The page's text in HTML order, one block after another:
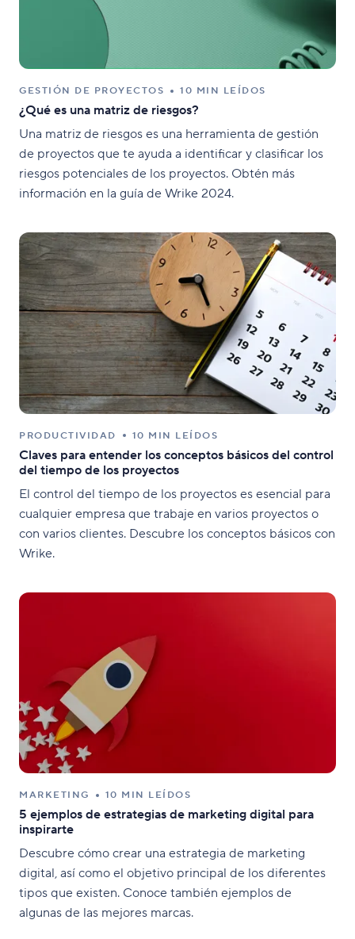
GESTIÓN DE PROYECTOS 10 MIN LEÍDOS
¿Qué es una matriz de riesgos?
Una matriz de riesgos es una herramienta de gestión
de proyectos que te ayuda a identificar y clasificar los
riesgos potenciales de los proyectos. Obtén más
información en la guía de Wrike 2024.
PRODUCTIVIDAD 10 MIN LEÍDOS
Claves para entender los conceptos básicos del control
del tiempo de los proyectos
El control del tiempo de los proyectos es esencial para
cualquier empresa que trabaje en varios proyectos o
con varios clientes. Descubre los conceptos básicos con
Wrike.
MARKETING 10 MIN LEÍDOS
5 ejemplos de estrategias de marketing digital para
inspirarte
Descubre cómo crear una estrategia de marketing
digital, así como el objetivo principal de los diferentes
tipos que existen. Conoce también ejemplos de
algunas de las mejores marcas.